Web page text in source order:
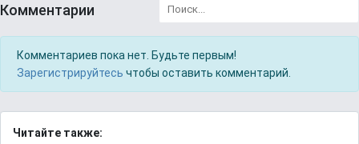
Комментарии
Комментариев пока нет. Будьте первым!
Зарегистрируйтесь чтобы оставить комментарий.
Читайте также: